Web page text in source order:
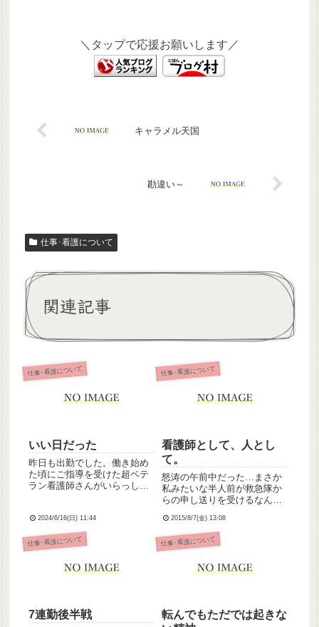
＼タップで応援お願いします／
キャラメル天国
勘違い～
仕事･看護について
関連記事
仕事･看護について
いい日だった
昨日も出勤でした。働き始め
た頃にご指導を受けた超ベテ
ラン看護師さんがいらっしゃ
って言ってもらえたのです！
こんなわたしでも成長してる
んだなと嬉しかったです。あ
とはね、ちょっと対応が難し
い入居...
2024/6/16(日) 11:44
仕事･看護について
看護師として、人とし
て。
怒涛の午前中だった…まさか
私みたいな半人前が救急隊か
らの申し送りを受けるなんて
い返してもよくテンパらなか
ったな、私…💦人が生きてい
るということ。こんなに、安
だから私も、簡単にしんでし
2015/8/7(金) 13:08
仕事･看護について
7連勤後半戦
仕事･看護について
転んでもただでは起きな